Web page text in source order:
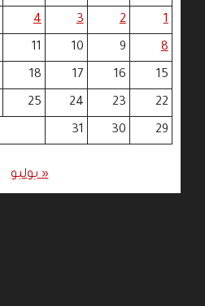
1
2
3
4
8
9
10
11
15
16
17
18
22
23
24
25
29
30
31
« يوليو